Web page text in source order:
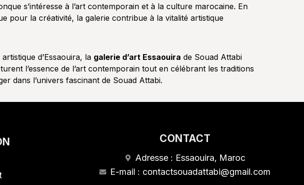
s’intéresse à l’art contemporain et à la culture marocaine. En
pour la créativité, la galerie contribue à la vitalité artistique
d’Essaouira, la galerie d’art Essaouira de Souad Attabi
l’essence de l’art contemporain tout en célébrant les traditions
dans l’univers fascinant de Souad Attabi.
CONTACT
Adresse : Essaouira, Maroc
E-mail : contactsouadattabi@gmail.com